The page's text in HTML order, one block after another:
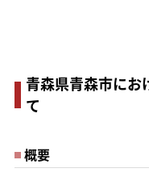
青森県青森市にお
て
概要